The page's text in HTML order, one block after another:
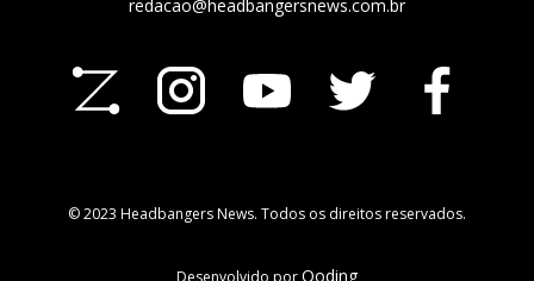
redacao@headbangersnews.com.br
© 2023 Headbangers News. Todos os direitos reservados.
Desenvolvido porQoding